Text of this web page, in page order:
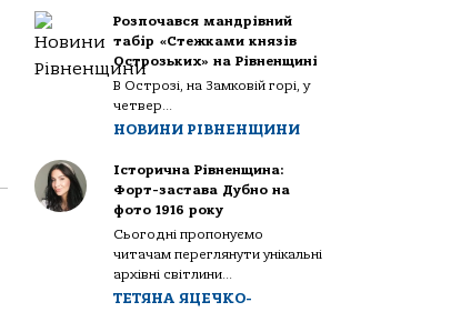
Розпочався мандрівний
табір «Стежками князів
Острозьких» на Рівненщині
В Острозі, на Замковій горі, у
четвер...
НОВИНИ РІВНЕНЩИНИ
Історична Рівненщина:
Форт-застава Дубно на
фото 1916 року
Сьогодні пропонуємо
читачам переглянути унікальні
архівні світлини...
ТЕТЯНА ЯЦЕЧКО-